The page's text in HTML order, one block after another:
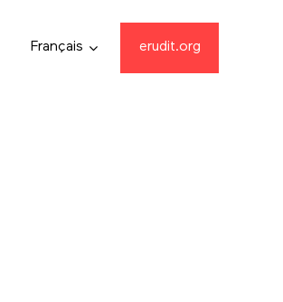
Français erudit.org